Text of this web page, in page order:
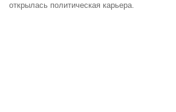
открылась политическая карьера.